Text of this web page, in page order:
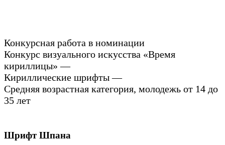
Конкурсная работа в номинации
Конкурс визуального искусства «Время
кириллицы» —
Кириллические шрифты —
Средняя возрастная категория, молодежь от 14 до
35 лет
Шрифт Шпана